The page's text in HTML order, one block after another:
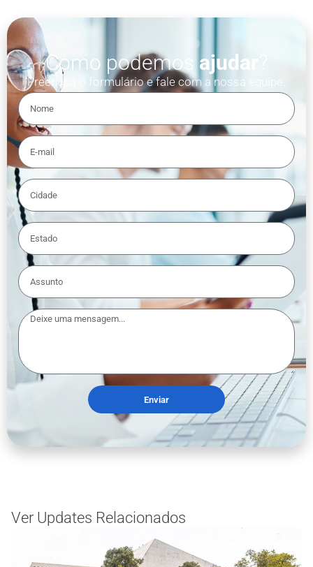
Como podemos ajudar
Preencha o formulário e fale com a nossa equipe.
Enviar
Ver Updates Relacionados